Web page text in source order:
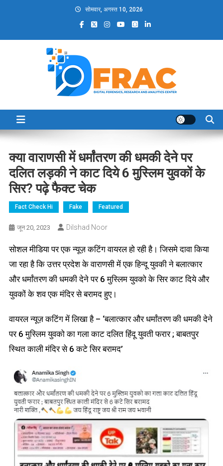
सोमवार, अगस्त 10, 2026
DFRAC_ORG
क्या वाराणसी में धर्मांतरण की धमकी देने पर
दलित लड़की ने काट दिये 6 मुस्लिम युवकों के
सिर? पढ़े फैक्ट चेक
Fact Check Hi Fake Featured
जून 20, 2023 Dilshad Noor
सोशल मीडिया पर एक न्यूज़ कटिंग वायरल हो रही है। जिसमे दावा किया
जा रहा है कि उत्तर प्रदेश के वाराणसी में एक हिन्दू युवकी ने बलात्कार
और धर्मांतरण की धमकी देने पर 6 मुस्लिम युवको के सिर काट दिये और
युवकों के शव एक मंदिर से बरामद हुए।
वायरल न्यूज़ कटिंग में लिखा है – ‘बलात्कार और धर्मांतरण की धमकी देने
पर 6 मुस्लिम युवको का गला काट दलित हिंदू युवती फरार ; बाबतपुर
स्थित काली मंदिर से 6 कटे सिर बरामद’